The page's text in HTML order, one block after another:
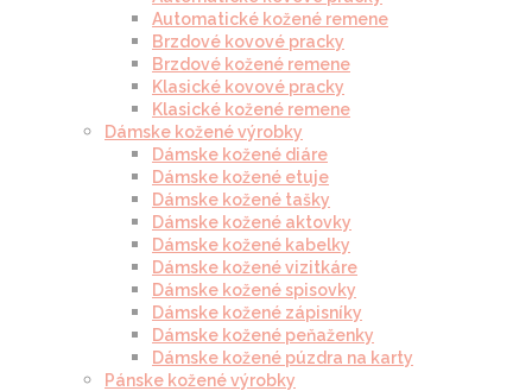
Automatické kožené remene
Brzdové kovové pracky
Brzdové kožené remene
Klasické kovové pracky
Klasické kožené remene
Dámske kožené výrobky
Dámske kožené diáre
Dámske kožené etuje
Dámske kožené tašky
Dámske kožené aktovky
Dámske kožené kabelky
Dámske kožené vizitkáre
Dámske kožené spisovky
Dámske kožené zápisníky
Dámske kožené peňaženky
Dámske kožené púzdra na karty
Pánske kožené výrobky